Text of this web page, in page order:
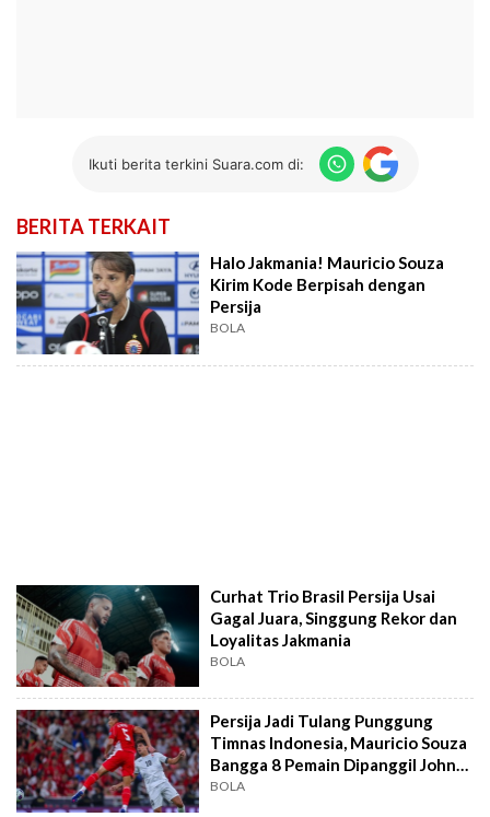
Ikuti berita terkini Suara.com di:
BERITA TERKAIT
Halo Jakmania! Mauricio Souza
Kirim Kode Berpisah dengan
Persija
BOLA
Curhat Trio Brasil Persija Usai
Gagal Juara, Singgung Rekor dan
Loyalitas Jakmania
BOLA
Persija Jadi Tulang Punggung
Timnas Indonesia, Mauricio Souza
Bangga 8 Pemain Dipanggil John
Herdman
BOLA